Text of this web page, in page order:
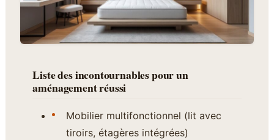
Liste des incontournables pour un
aménagement réussi
Mobilier multifonctionnel (lit avec
tiroirs, étagères intégrées)